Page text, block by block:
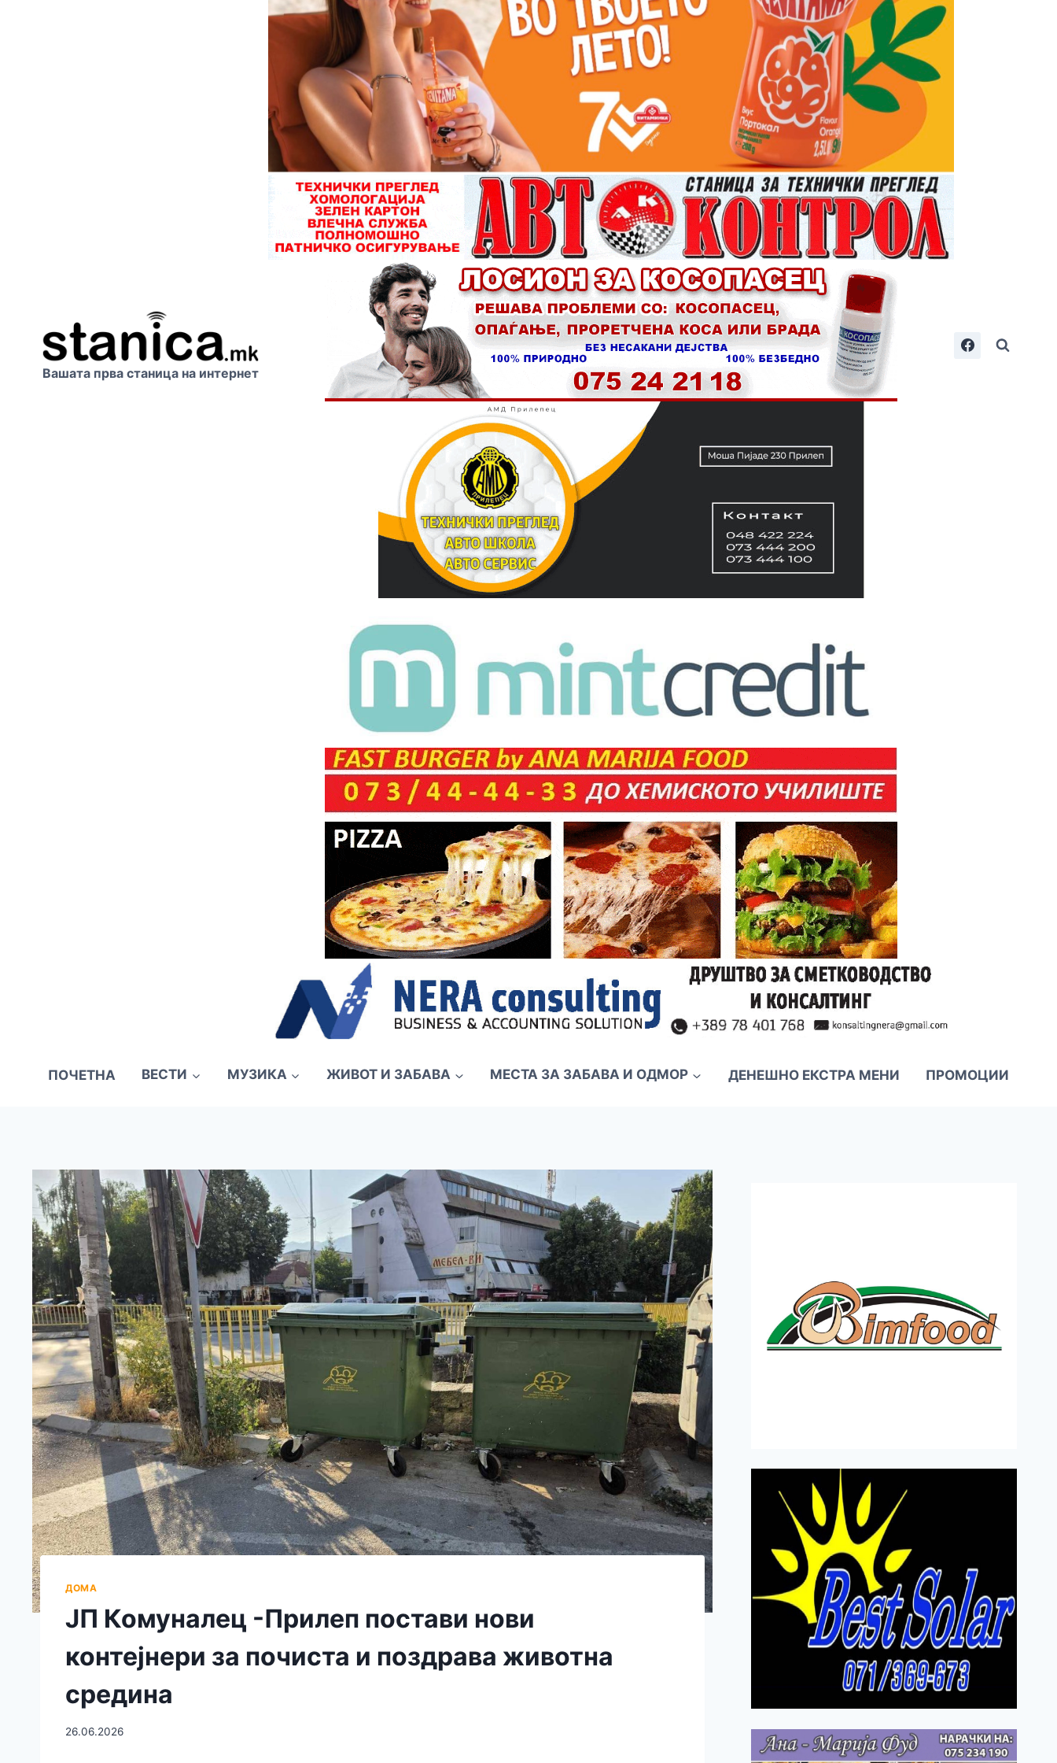
Вашата прва станица на интернет
ПОЧЕТНА ВЕСТИ МУЗИКА ЖИВОТ И ЗАБАВА МЕСТА ЗА ЗАБАВА И ОДМОР ДЕНЕШНО ЕКСТРА МЕНИ ПРОМОЦИИ
ДОМА
ЈП Комуналец -Прилеп постави нови
контејнери за почиста и поздрава животна
средина
26.06.2026